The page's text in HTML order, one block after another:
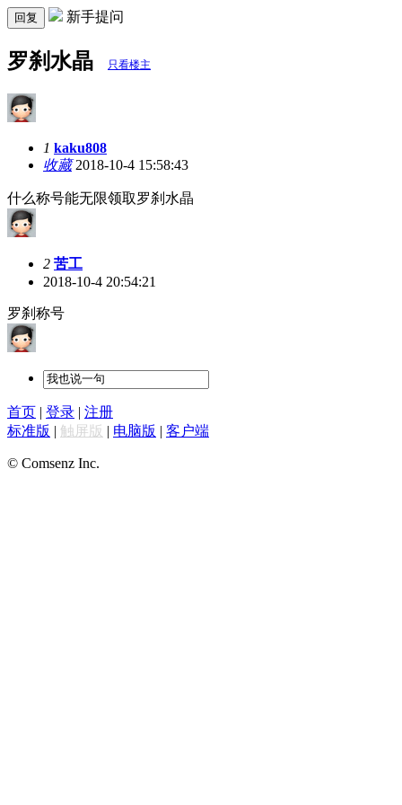
回复 新手提问
罗刹水晶 只看楼主
1 kaku808
收藏2018-10-4 15:58:43
什么称号能无限领取罗刹水晶
2 苦工
2018-10-4 20:54:21
罗刹称号
首页 | 登录 | 注册
标准版 | 触屏版 | 电脑版 | 客户端
© Comsenz Inc.